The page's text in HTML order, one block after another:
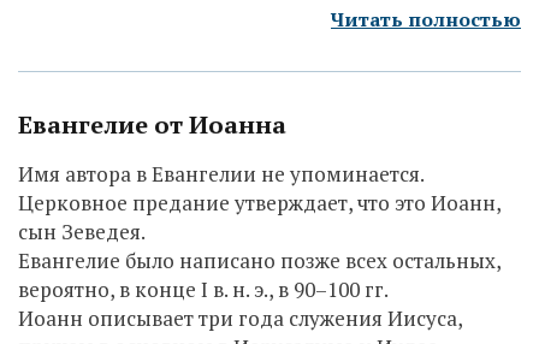
Читать полностью
Евангелие от Иоанна
Имя автора в Евангелии не упоминается.
Церковное предание утверждает, что это Иоанн,
сын Зеведея.
Евангелие было написано позже всех остальных,
вероятно, в конце I в. н. э., в 90–100 гг.
Иоанн описывает три года служения Иисуса,